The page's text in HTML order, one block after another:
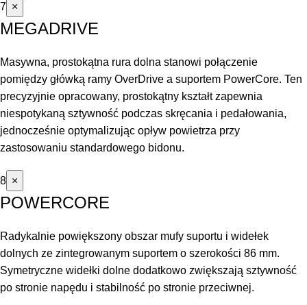
7 ×
MEGADRIVE
Masywna, prostokątna rura dolna stanowi połączenie
pomiędzy główką ramy OverDrive a suportem PowerCore. Ten
precyzyjnie opracowany, prostokątny kształt zapewnia
niespotykaną sztywność podczas skręcania i pedałowania,
jednocześnie optymalizując opływ powietrza przy
zastosowaniu standardowego bidonu.
8 ×
POWERCORE
Radykalnie powiększony obszar mufy suportu i widełek
dolnych ze zintegrowanym suportem o szerokości 86 mm.
Symetryczne widełki dolne dodatkowo zwiększają sztywność
po stronie napędu i stabilność po stronie przeciwnej.